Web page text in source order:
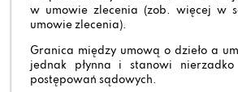
w umowie zlecenia (zob. więcej w
umowie zlecenia).
Granica między umową o dzieło a
jednak płynna i stanowi
postępowań sądowych.